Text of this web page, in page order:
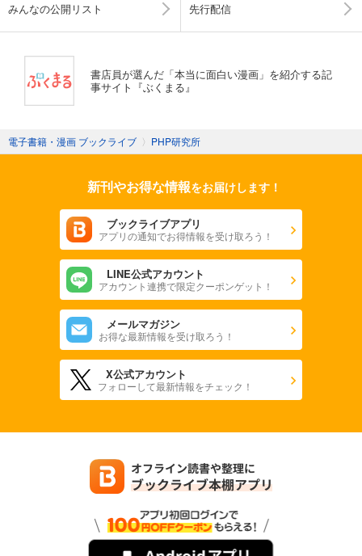
みんなの公開リスト 先行配信
書店員が選んだ「本当に面白い漫画」を紹介する記
事サイト『ぶくまる』
電子書籍・漫画 ブックライブ 〉 PHP研究所
新刊やお得な情報をお届けします！
ブックライブアプリ
アプリの通知でお得情報を受け取ろう！
LINE公式アカウント
アカウント連携で限定クーポンゲット！
メールマガジン
お得な最新情報を受け取ろう！
X公式アカウント
フォローして最新情報をチェック！